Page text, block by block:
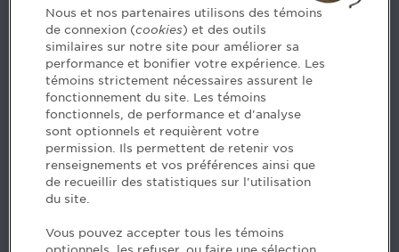
Contact us
5, Place Ville Marie, bureau 800, Montréal (Québec)
H3B 2G2
www.cpaquebec.ca
Questions? Ask our team >
Want to make the Order a part of your career? See
our job offers >
Facebook - Devenir CPA
Nous et nos partenaires utilisons des témoins
de connexion (cookies) et des outils
similaires sur notre site pour améliorer sa
performance et bonifier votre expérience. Les
témoins strictement nécessaires assurent le
fonctionnement du site. Les témoins
fonctionnels, de performance et d'analyse
sont optionnels et requièrent votre
permission. Ils permettent de retenir vos
renseignements et vos préférences ainsi que
de recueillir des statistiques sur l'utilisation
du site.
Vous pouvez accepter tous les témoins